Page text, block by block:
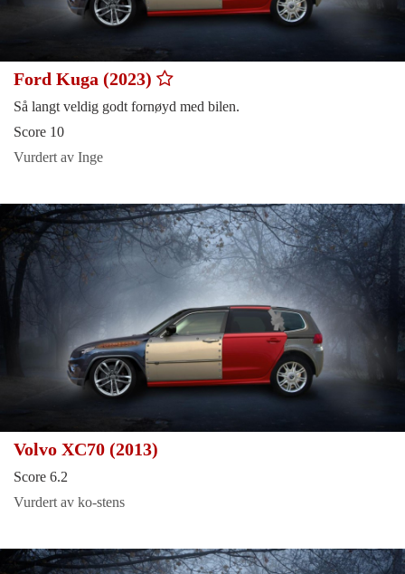
Ford Kuga (2023)
Så langt veldig godt fornøyd med bilen.
Score 10
Vurdert av Inge
Volvo XC70 (2013)
Score 6.2
Vurdert av ko-stens